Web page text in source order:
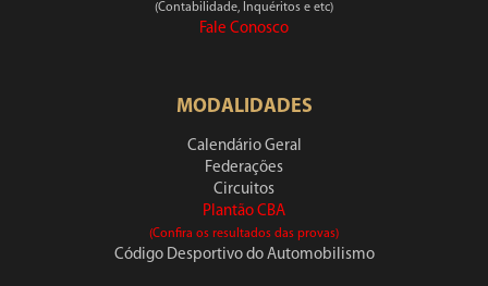
(Contabilidade, Inquéritos e etc)
Fale Conosco
MODALIDADES
Calendário Geral
Federações
Circuitos
Plantão CBA
(Confira os resultados das provas)
Código Desportivo do Automobilismo